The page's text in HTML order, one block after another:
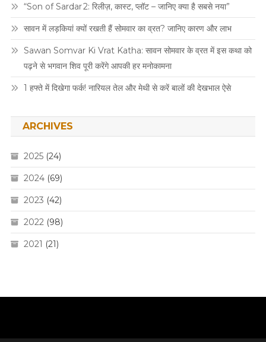
“Son of Sardar 2: रिलीज़, कास्ट, प्लॉट – जानिए क्या है सबसे नया”
सावन में लड़कियां क्यों रखती हैं सोमवार का व्रत? जानिए कारण और लाभ
Sawan Somvar Ki Vrat Katha: सावन सोमवार के व्रत में इस कथा को
पढ़ने से भगवान शिव पूरी करेंगे आपकी हर मनोकामना
1 हफ्ते में दिखेगा फर्क! नारियल तेल और मेथी से करें बालों की देखभाल ऐसे
ARCHIVES
2025(24)
2024(69)
2023 (42)
2022(98)
2021 (21)